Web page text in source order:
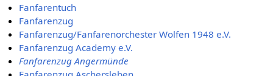
Fanfarentuch
Fanfarenzug
Fanfarenzug/Fanfarenorchester Wolfen 1948 e.V.
Fanfarenzug Academy e.V.
Fanfarenzug Angermünde